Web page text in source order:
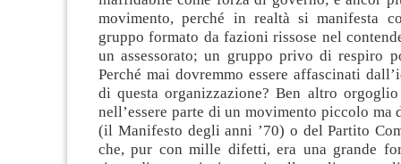
movimento, perché in realtà si manifesta
gruppo formato da fazioni rissose nel
un assessorato; un gruppo privo di respiro
Perché mai dovremmo essere affascinati
di questa organizzazione? Ben altro
nell’essere parte di un movimento piccolo ma
(il Manifesto degli anni ’70) o del Partito
che, pur con mille difetti, era una grande